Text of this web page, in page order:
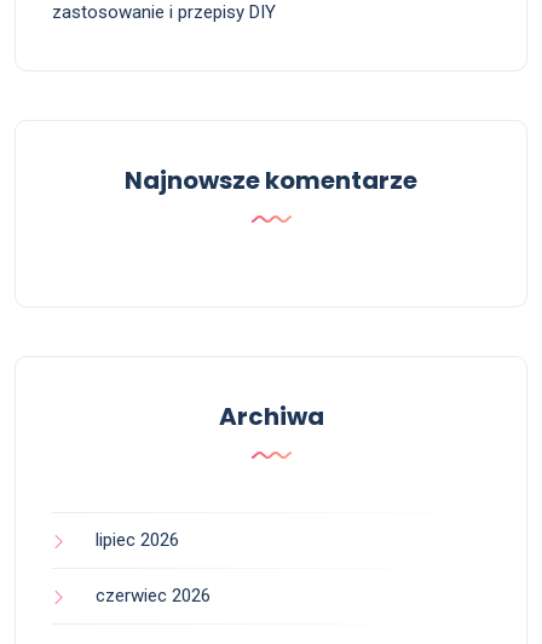
zastosowanie i przepisy DIY
Najnowsze komentarze
Archiwa
lipiec 2026
czerwiec 2026